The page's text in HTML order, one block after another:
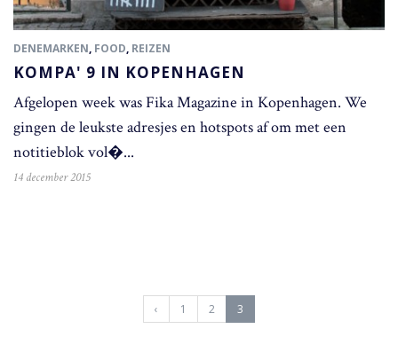
DENEMARKEN, FOOD, REIZEN
KOMPA' 9 IN KOPENHAGEN
Afgelopen week was Fika Magazine in Kopenhagen. We
gingen de leukste adresjes en hotspots af om met een
notitieblok vol�...
14 december 2015
‹ 1 2 3
c